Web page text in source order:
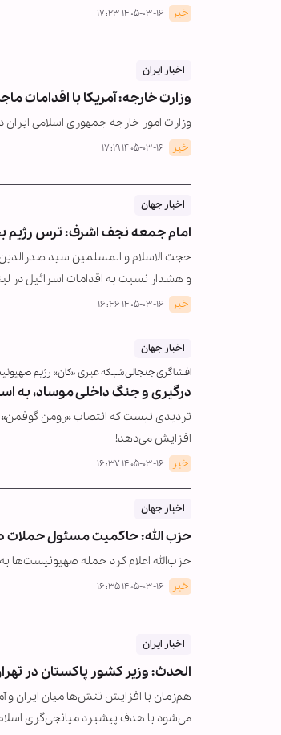
خبر ۱۴۰۵-۰۳-۱۶ ۱۷:۲۳
اخبار ایران
وزارت خارجه: آمریکا با اقدامات
وزارت امور خارجه جمهوری اسلامی ایران
خبر ۱۴۰۵-۰۳-۱۶ ۱۷:۱۹
اخبار جهان
امام جمعه نجف اشرف: ترس رژیم
حجت الاسلام و المسلمین سید صدرالدین
و هشدار نسبت به اقدامات اسرائیل در
خبر ۱۴۰۵-۰۳-۱۶ ۱۶:۴۶
اخبار جهان
افشاگری جنجالی شبکه عبری «کان» رژیم
درگیری و جنگ داخلی موساد، به
تردیدی نیست که انتصاب «رومن گوفمن»
افزایش می‌دهد!
خبر ۱۴۰۵-۰۳-۱۶ ۱۶:۳۷
اخبار جهان
حزب الله: حاکمیت مسئول
حزب‌الله اعلام کرد حمله صهیونیست‌ها
خبر ۱۴۰۵-۰۳-۱۶ ۱۶:۳۵
اخبار ایران
الحدث: وزیر کشور پاکستان در
هم‌زمان با افزایش تنش‌ها میان ایران و
می‌شود با هدف پیشبرد میانجی‌گری